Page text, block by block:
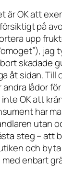
är OK att
på
upp
jag
skadade
åt sidan. Till
lådor
OK att
har
utan
steg – att
och
med enbart